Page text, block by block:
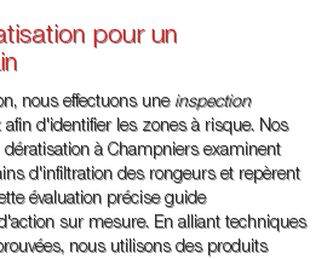
pour un
nous effectuons une inspection
d'identifier les zones à risque. Nos
à Champniers examinent
d'infiltration des rongeurs et repèrent
évaluation précise guide
sur mesure. En alliant techniques
nous utilisons des produits